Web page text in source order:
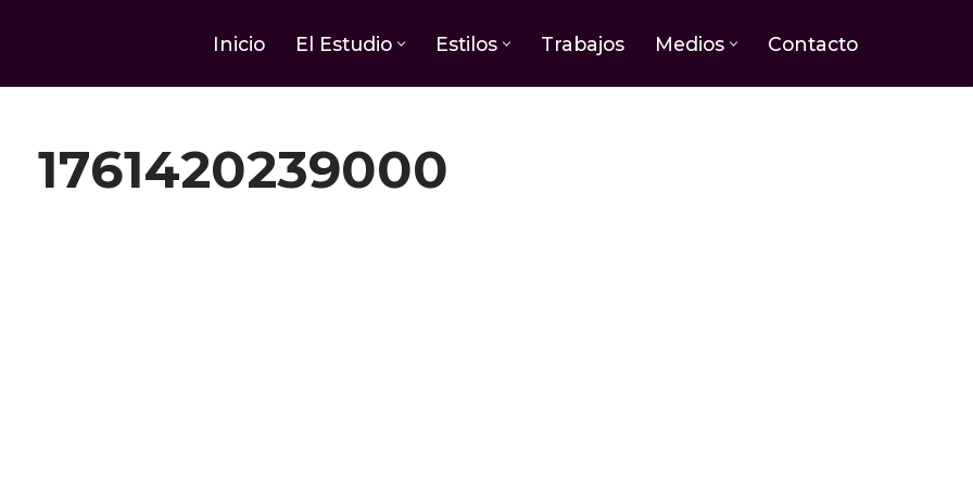
Inicio El Estudio Estilos Trabajos Medios Contacto
1761420239000